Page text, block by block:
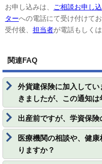
お申し込みは、 ご相談お申し
ターへの電話にて受け付けてお
受付後、 担当者が電話もしく
関連FAQ
外貨建保険に加入して
きましたが、この通知
出産前ですが、学資保
医療機関の相談や、健
りますか？